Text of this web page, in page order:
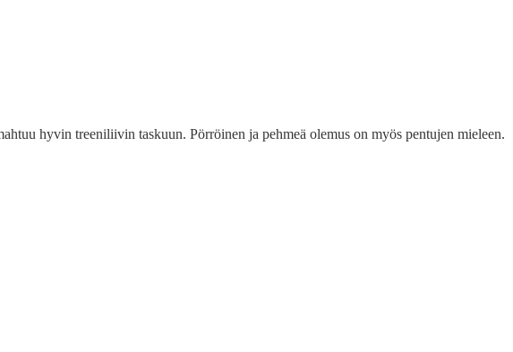
hyvin treeniliivin taskuun. Pörröinen ja pehmeä olemus on myös pentujen mieleen.